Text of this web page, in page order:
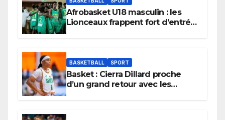
Afrobasket U18 masculin : les
Lionceaux frappent fort d’entrée
BASKETBALL SPORT
Basket : Cierra Dillard proche
d’un grand retour avec les